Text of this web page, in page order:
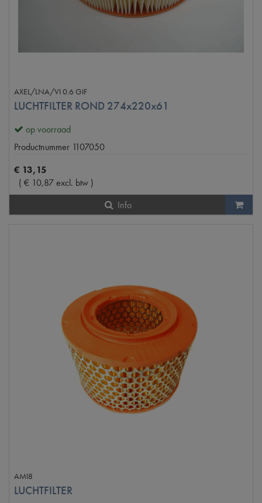
AXEL/LNA/VI 0.6 GIF
LUCHTFILTER ROND 274x220x61
op voorraad
Productnummer 1107050
€ 13,15
( € 10,87excl. btw )
Info
AMI8
LUCHTFILTER